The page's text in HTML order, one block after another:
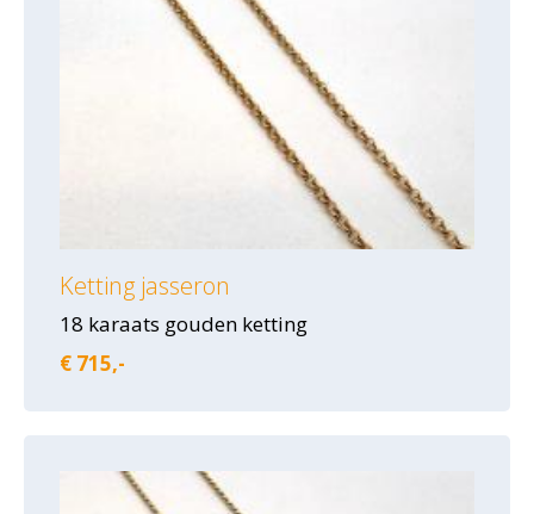
Ketting jasseron
18 karaats gouden ketting
€ 715,-